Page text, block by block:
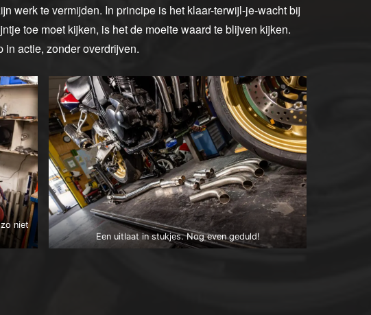
werk te vermijden. In principe is het klaar-terwijl-je-wacht bij
toe moet kijken, is het de moeite waard te blijven kijken.
in actie, zonder overdrijven.
niet
Een uitlaat in stukjes. Nog even geduld!